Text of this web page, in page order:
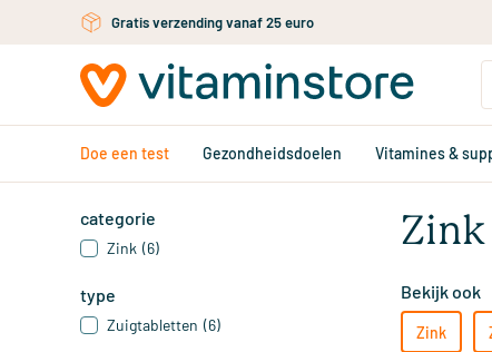
Ga naar de hoofdinhoud
Doe een test Gezondheidsdoelen Vitamines &
categorie
Zink (6)
type
Zuigtabletten (6)
Bekijk ook
Zink